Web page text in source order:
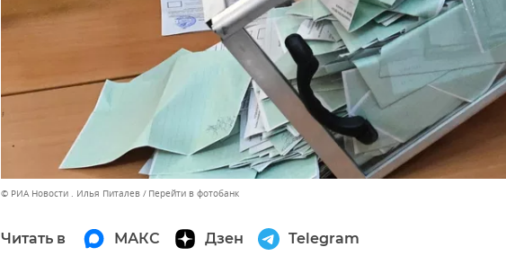
© РИА Новости . Илья Питалев Перейти в фотобанк
Читать в МАКС Дзен Telegram